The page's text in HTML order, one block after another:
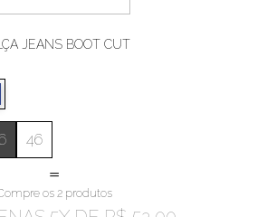
JEANS BOOT CUT
46
=
os 2 produtos